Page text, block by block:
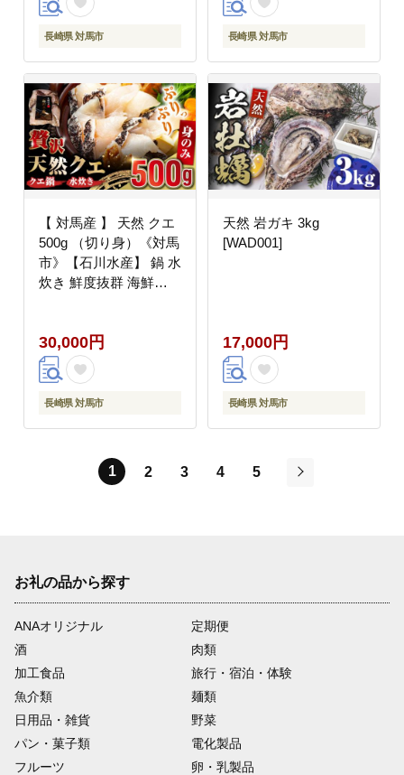
長崎県 対馬市 長崎県 対馬市
【 対馬産 】 天然 クエ
500g （切り身）《対馬
市》【石川水産】 鍋 水
炊き 鮮度抜群 海鮮
30,000円
長崎県 対馬市
天然 岩ガキ 3kg
[WAD001]
17,000円
長崎県 対馬市
1 2 3 4
5
お礼の品から探す
ANAオリジナル
定期便
酒
肉類
加工食品
旅行・宿泊・体験
魚介類
麺類
日用品・雑貨
野菜
パン・菓子類
電化製品
フルーツ
卵・乳製品